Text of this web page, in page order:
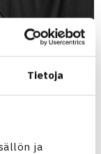
Tietoja
ja